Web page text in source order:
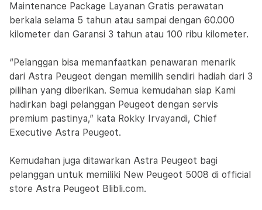
Maintenance Package Layanan Gratis perawatan
berkala selama 5 tahun atau sampai dengan 60.000
kilometer dan Garansi 3 tahun atau 100 ribu kilometer.
“Pelanggan bisa memanfaatkan penawaran menarik
dari Astra Peugeot dengan memilih sendiri hadiah dari 3
pilihan yang diberikan. Semua kemudahan siap Kami
hadirkan bagi pelanggan Peugeot dengan servis
premium pastinya,” kata Rokky Irvayandi, Chief
Executive Astra Peugeot.
Kemudahan juga ditawarkan Astra Peugeot bagi
pelanggan untuk memiliki New Peugeot 5008 di official
store Astra Peugeot Blibli.com.